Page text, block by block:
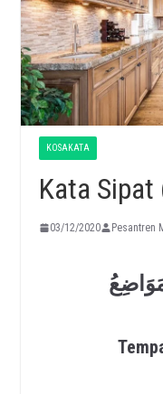
KOSAKATA
Kata Sipat
03/12/2020 Pesantren